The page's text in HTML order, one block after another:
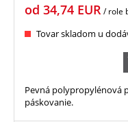
od 34,74 EUR / role
Tovar skladom u
Pevná polypropylénová
páskovanie.